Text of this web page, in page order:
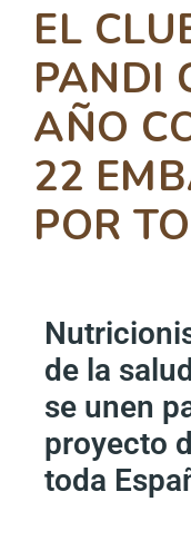
EL
PANDI
AÑO
22
POR
de la
se unen
proyecto
toda